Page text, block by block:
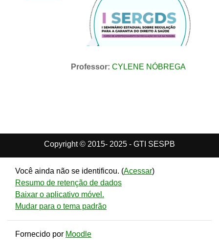
Professor: CYLENE NÓBREGA
Copyright © 2015- 2025 - GTI SESPB
Você ainda não se identificou. (Acessar)
Resumo de retenção de dados
Baixar o aplicativo móvel.
Mudar para o tema padrão
Fornecido por Moodle